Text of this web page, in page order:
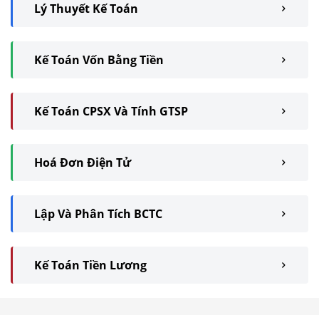
Lý Thuyết Kế Toán
Kế Toán Vốn Bằng Tiền
Kế Toán CPSX Và Tính GTSP
Hoá Đơn Điện Tử
Lập Và Phân Tích BCTC
Kế Toán Tiền Lương